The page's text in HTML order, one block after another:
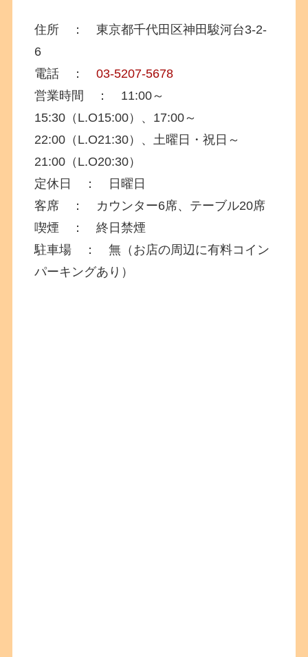
住所 ： 東京都千代田区神田駿河台3-2-
6
電話 ：03-5207-5678
営業時間 ： 11:00～
15:30（L.O15:00）、17:00～
22:00（L.O21:30）、土曜日・祝日～
21:00（L.O20:30）
定休日 ： 日曜日
客席 ： カウンター6席、テーブル20席
喫煙 ： 終日禁煙
駐車場 ： 無（お店の周辺に有料コイン
パーキングあり）